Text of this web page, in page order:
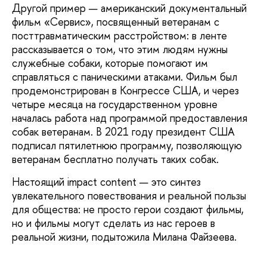
Другой пример — американский документальный
фильм «Сервис», посвященный ветеранам с
посттравматическим расстройством: в ленте
рассказывается о том, что этим людям нужны
служебные собаки, которые помогают им
справляться с паническими атаками. Фильм был
продемонстрирован в Конгрессе США, и через
четыре месяца на государственном уровне
началась работа над программой предоставления
собак ветеранам. В 2021 году президент США
подписал пятилетнюю программу, позволяющую
ветеранам бесплатно получать таких собак.
Настоящий impact content — это синтез
увлекательного повествования и реальной пользы
для общества: не просто герои создают фильмы,
но и фильмы могут сделать из нас героев в
реальной жизни, подытожила Милана Файзеева.